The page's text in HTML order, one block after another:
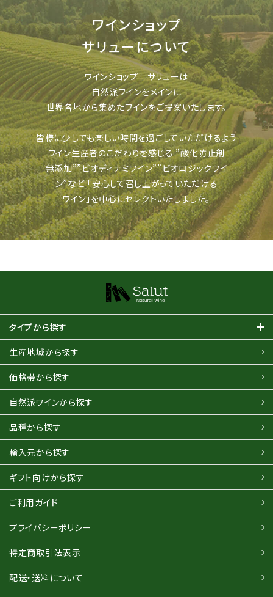
ワインショップ
サリューについて
ワインショップ サリューは
自然派ワインをメインに
世界各地から集めたワインをご提案いたします。
皆様に少しでも楽しい時間を過ごしていただけるよう
ワイン生産者のこだわりを感じる”酸化防止剤
無添加””ビオディナミワイン””ビオロジックワイ
ン”など「安心して召し上がっていただける
ワイン」を中心にセレクトいたしました。
タイプから探す
生産地域から探す
価格帯から探す
自然派ワインから探す
品種から探す
輸入元から探す
ギフト向けから探す
ご利用ガイド
プライバシーポリシー
特定商取引法表示
配送・送料について